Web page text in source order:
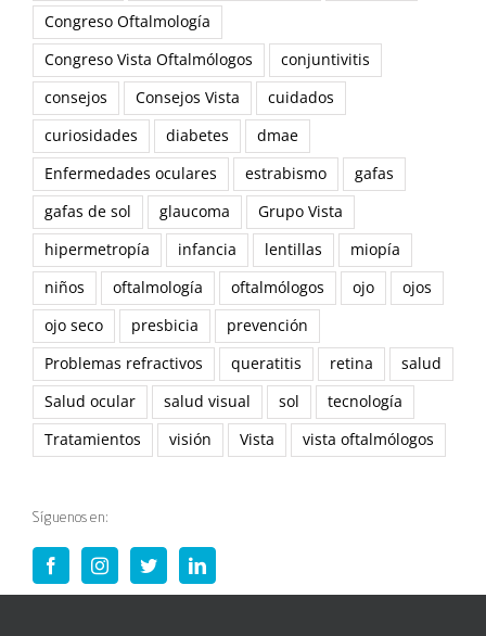
Congreso Oftalmología
Congreso Vista Oftalmólogos
conjuntivitis
consejos
Consejos Vista
cuidados
curiosidades
diabetes
dmae
Enfermedades oculares
estrabismo
gafas
gafas de sol
glaucoma
Grupo Vista
hipermetropía
infancia lentillas
miopía
niños
oftalmología oftalmólogos ojo
ojos
ojo seco
presbicia
prevención
Problemas refractivos
queratitis retina
salud
Salud ocular
salud visual sol
tecnología
Tratamientos
visión Vista vista oftalmólogos
Síguenos en: